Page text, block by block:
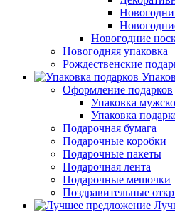
Новогодние
Новогодняя упаковка
Рождественские
Оформление подарков
Упаковка
Упаковка
Подарочная бумага
Подарочные коробки
Подарочные пакеты
Подарочная лента
Подарочные мешочки
Поздравительные